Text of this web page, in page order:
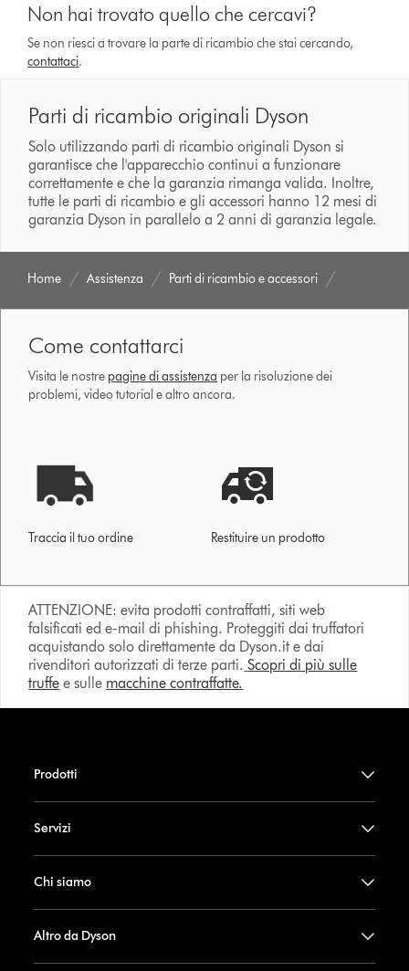
Non hai trovato quello che cercavi?
Se non riesci a trovare la parte di ricambio che stai cercando,
contattaci.
Parti di ricambio originali Dyson
Solo utilizzando parti di ricambio originali Dyson si
garantisce che l'apparecchio continui a funzionare
correttamente e che la garanzia rimanga valida. Inoltre,
tutte le parti di ricambio e gli accessori hanno 12 mesi di
garanzia Dyson in parallelo a 2 anni di garanzia legale.
Home Assistenza Parti di ricambio e accessori
Come contattarci
Visita le nostre pagine di assistenza per la risoluzione dei
problemi, video tutorial e altro ancora.
Traccia il tuo ordine Restituire un prodotto
ATTENZIONE: evita prodotti contraffatti, siti web
falsificati ed e-mail di phishing. Proteggiti dai truffatori
acquistando solo direttamente da Dyson.it e dai
rivenditori autorizzati di terze parti. Scopri di più sulle
truffe e sulle macchine contraffatte.
Prodotti
Servizi
Chi siamo
Altro da Dyson